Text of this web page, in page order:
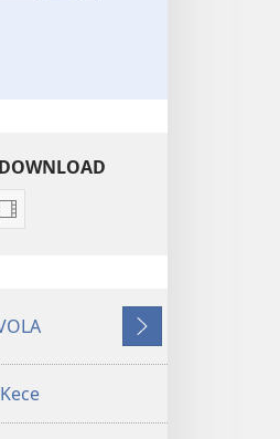
Sala
na
Mo
iTokani
TARAVA